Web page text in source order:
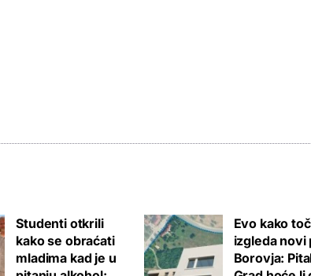
Studenti otkrili
kako se obraćati
mladima kad je u
Evo kako
izgleda novi
Borovja: